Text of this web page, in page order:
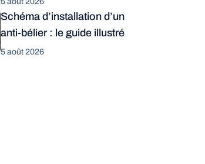
Schéma d’installation d’un
anti-bélier : le guide illustré
5 août 2026